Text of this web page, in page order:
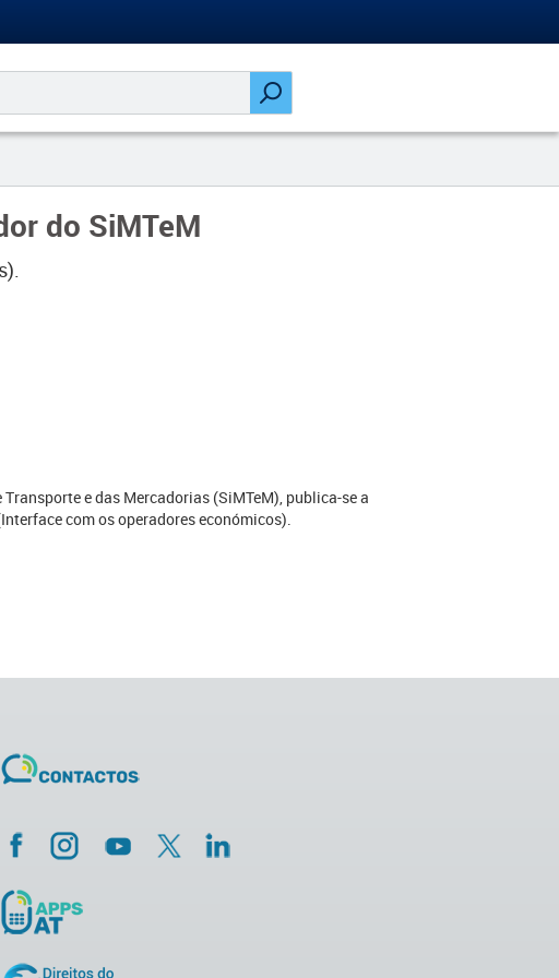
do SiMTeM
e das Mercadorias (SiMTeM), publica-se a
com os operadores económicos).